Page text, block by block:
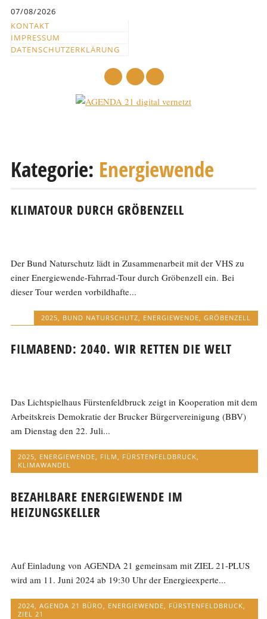
springen
07/08/2026
KONTAKT
IMPRESSUM
DATENSCHUTZERKLÄRUNG
zum
Kategorie: Energiewende
KLIMATOUR DURCH GRÖBENZELL
Der Bund Naturschutz lädt in Zusammenarbeit mit der VHS zu
einer Energiewende-Fahrrad-Tour durch Gröbenzell ein. Bei
dieser Tour werden vorbildhafte...
2025, BUND NATURSCHUTZ, ENERGIEWENDE, GRÖBENZELL
FILMABEND: 2040. WIR RETTEN DIE WELT
Das Lichtspielhaus Fürstenfeldbruck zeigt in Kooperation mit dem
Arbeitskreis Demokratie der Brucker Bürgervereinigung (BBV)
am Dienstag den 22. Juli...
2025, ENERGIEWENDE, FILM, FÜRSTENFELDBRUCK,
KLIMAWANDEL
BEZAHLBARE ENERGIEWENDE IM
HEIZUNGSKELLER
Auf Einladung von AGENDA 21 gemeinsam mit ZIEL 21-PLUS
wird am 11. Juni 2024 ab 19:30 Uhr der Energieexperte...
2024 ,AGENDA 21 BÜRO ENERGIEWENDE FÜRSTENFELDBRUCK
ZIEL 21